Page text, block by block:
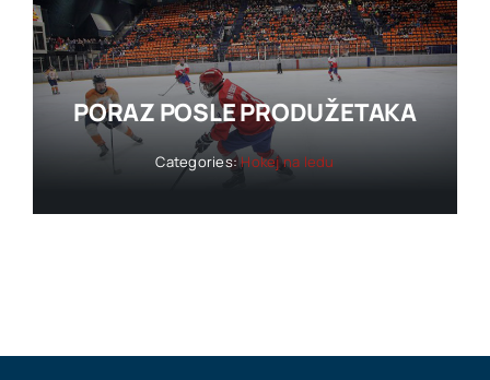
PORAZ POSLE PRODUŽETAKA
Categories:Hokej na ledu